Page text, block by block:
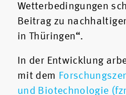
Wetterbedingungen
Beitrag zu
in Thüringen“.
In der Entwicklung
mit dem
und Biotechnologie